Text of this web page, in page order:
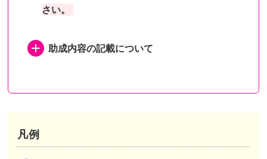
さい。
助成内容の記載について
都道府県内市区町村が助成を行いその情報を都道府県がまとめたケースがあります。
凡例